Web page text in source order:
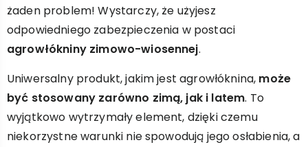
żaden problem! Wystarczy, że użyjesz
odpowiedniego zabezpieczenia w postaci
agrowłókniny zimowo-wiosennej.
Uniwersalny produkt, jakim jest agrowłóknina, może
być stosowany zarówno zimą, jak i latem. To
wyjątkowo wytrzymały element, dzięki czemu
niekorzystne warunki nie spowodują jego osłabienia, a